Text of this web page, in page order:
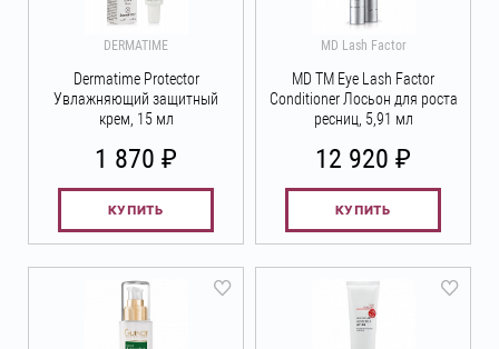
DERMATIME
Dermatime Protector
Увлажняющий защитный
крем, 15 мл
1 870 ₽
КУПИТЬ
MD Lash Factor
MD TM Eye Lash Factor
Conditioner Лосьон для роста
ресниц, 5,91 мл
12 920 ₽
КУПИТЬ